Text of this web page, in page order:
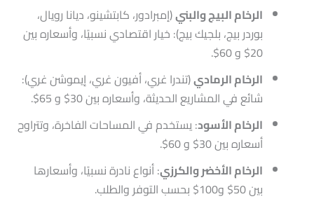
الرخام البيج والبني(إمبرادور، كابتشينو، ديانا رويال،
بوردر بيج، بلجيك بيج): خيار اقتصادي نسبيًا، وأسعاره بين
20$ و 60$.
الرخام الرمادي(تندرا غري، أفيون غري، إيموشن غري):
شائع في المشاريع الحديثة، وأسعاره بين 30$ و 65$.
الرخام الأسود: يستخدم في المساحات الفاخرة، وتتراوح
أسعاره بين 30$ و 60$.
الرخام الأخضر والكرزي: أنواع نادرة نسبيًا، وأسعارها
بين 50$ و100$ بحسب التوفر والطلب.